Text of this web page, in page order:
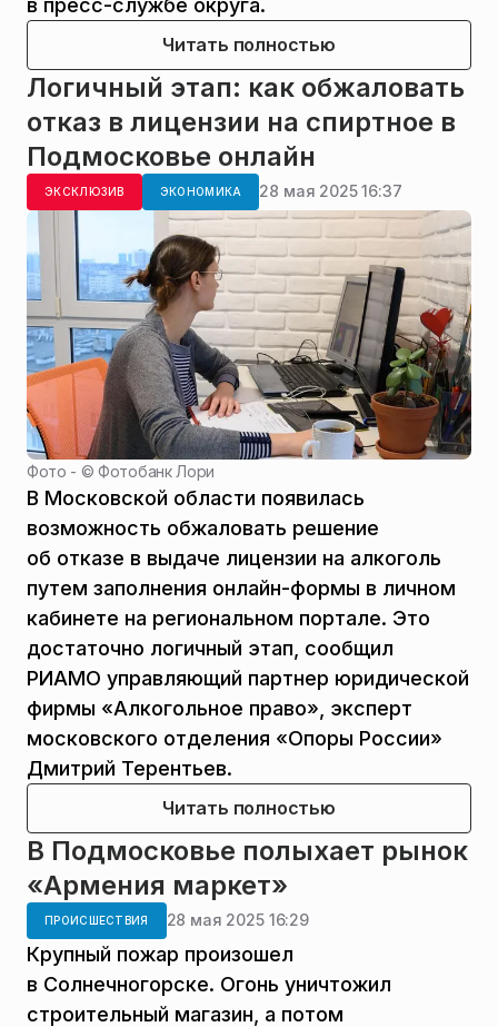
Читать полностью
Логичный этап: как обжаловать
отказ в лицензии на спиртное в
Подмосковье онлайн
ЭКСКЛЮЗИВ ЭКОНОМИКА 28 мая 2025 16:37
Фото - ©Фотобанк Лори
В Московской области появилась
возможность обжаловать решение
об отказе в выдаче лицензии на алкоголь
путем заполнения онлайн-формы в личном
кабинете на региональном портале. Это
достаточно логичный этап, сообщил
РИАМО управляющий партнер юридической
фирмы «Алкогольное право», эксперт
московского отделения «Опоры России»
Дмитрий Терентьев.
Читать полностью
В Подмосковье полыхает рынок
«Армения маркет»
ПРОИСШЕСТВИЯ 28 мая 2025 16:29
Крупный пожар произошел
в Солнечногорске. Огонь уничтожил
строительный магазин, а потом